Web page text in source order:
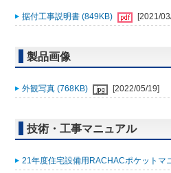
据付工事説明書 (849KB) [2021/
製品画像
外観写真 (768KB) [2022/05/19]
技術・工事マニュアル
21年度住宅設備用RACHACポケットマ